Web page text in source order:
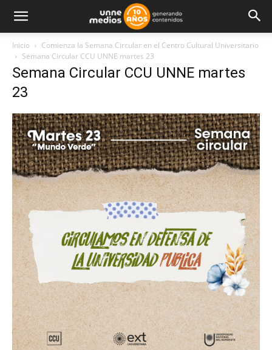
Inicio
Comienza la Semana Circular en el Centro Cultural Universitario
Semana Circular CCU UNNE martes 23
Semana Circular CCU UNNE martes
23